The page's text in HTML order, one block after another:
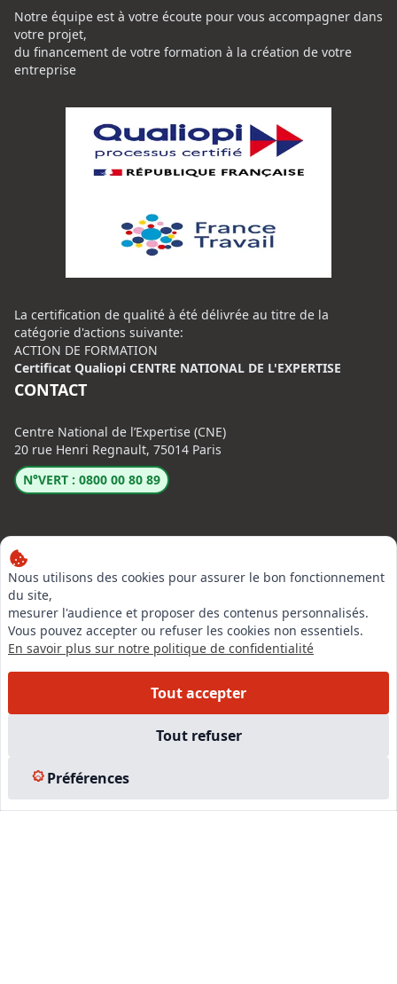
Nous utilisons des cookies pour assurer le bon fonctionnement
du site,
mesurer l'audience et proposer des contenus personnalisés.
Vous pouvez accepter ou refuser les cookies non essentiels.
En savoir plus sur notre politique de confidentialité
Tout accepter
Tout refuser
Préférences
Notre équipe est à votre écoute pour vous accompagner dans
votre projet,
du financement de votre formation à la création de votre
entreprise
La certification de qualité à été délivrée au titre de la
catégorie d'actions suivante:
ACTION DE FORMATION
Certificat Qualiopi CENTRE NATIONAL DE L'EXPERTISE
CONTACT
Centre National de l’Expertise (CNE)
20 rue Henri Regnault, 75014 Paris
N°VERT : 0800 00 80 89
LinkedIn
Instagram
EN SAVOIR PLUS
Formations
Nous rejoindre